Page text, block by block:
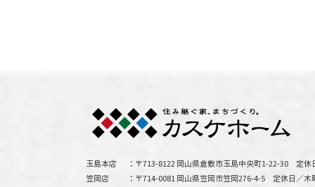
玉島本店 〒713-8122 岡山県倉敷市玉島中央町1-22-30 定休
笠岡店
〒714-0081 岡山県笠岡市笠岡276-4-5 定休日／木